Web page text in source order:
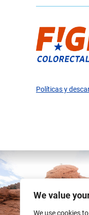
We value
We use cookies
Políticas y